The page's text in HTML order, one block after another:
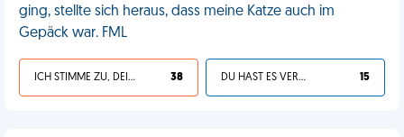
ging, stellte sich heraus, dass meine Katze auch im
Gepäck war. FML
ICH STIMME ZU, DEIN LEBEN IST SCHEISSE 38 DU HAST ES VERDIENT 15